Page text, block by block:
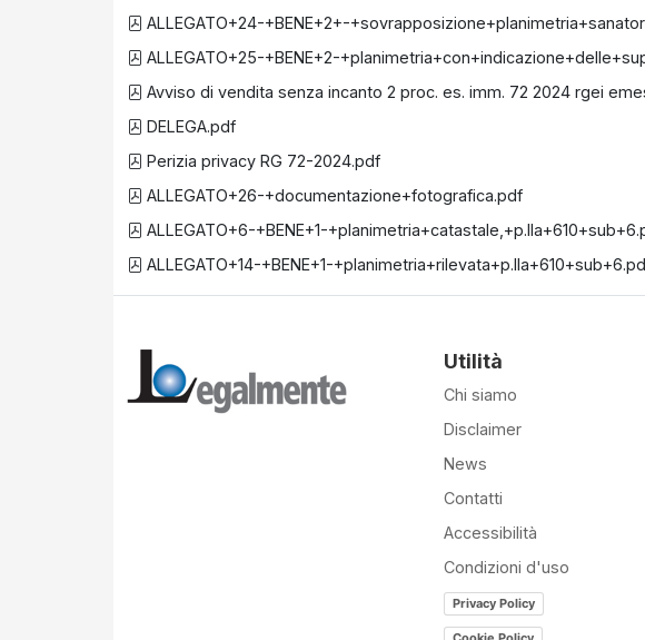
ALLEGATO+24-+BENE+2+-
ALLEGATO+25-+BENE+2-
Avviso di vendita senza incanto 2 proc. es. imm. 72 2024 rgei
DELEGA.pdf
Perizia privacy RG 72-2024.pdf
ALLEGATO+26-+documentazione+fotografica.pdf
ALLEGATO+6-+BENE+1-
ALLEGATO+14-+BENE+1-
Utilità
Chi siamo
Disclaimer
News
Contatti
Accessibilità
Condizioni d'uso
Privacy Policy